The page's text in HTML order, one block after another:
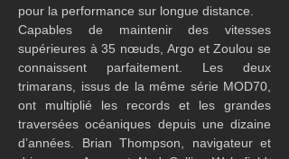
pour la performance sur longue distance.
Capables de maintenir des vitesses
supérieures à 35 nœuds, Argo et Zoulou se
connaissent parfaitement. Les deux
trimarans, issus de la même série MOD70,
ont multiplié les records et les grandes
traversées océaniques depuis une dizaine
d’années. Brian Thompson, navigateur et